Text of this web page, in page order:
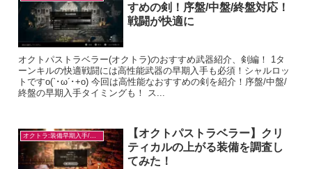
すめの剣！序盤/中盤/終盤対応！
戦闘が快適に
オクトパストラベラー(オクトラ)のおすすめ武器紹介、剣編！ 1タ
ーンキルの快適戦闘には高性能武器の早期入手も必須！シャルロッ
トですo(`･ω´･+o) 今回は高性能なおすすめの剣を紹介！序盤/中盤/
終盤の早期入手タイミングも！ ス...
オクトラ:装備早期入手/目的別
【オクトパストラベラー】クリ
ティカルの上がる装備を調査し
てみた！